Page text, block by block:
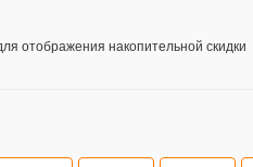
отображения накопительной скидки